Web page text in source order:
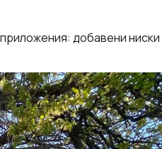
добавени ниски